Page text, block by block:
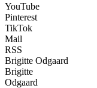
YouTube
Pinterest
TikTok
Mail
RSS
Brigitte Odgaard
Brigitte
Odgaard